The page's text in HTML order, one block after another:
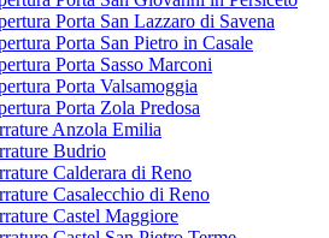
Porta San Lazzaro di Savena
Porta San Pietro in Casale
Porta Sasso Marconi
Porta Valsamoggia
Porta Zola Predosa
Anzola Emilia
Budrio
Calderara di Reno
Casalecchio di Reno
Castel Maggiore